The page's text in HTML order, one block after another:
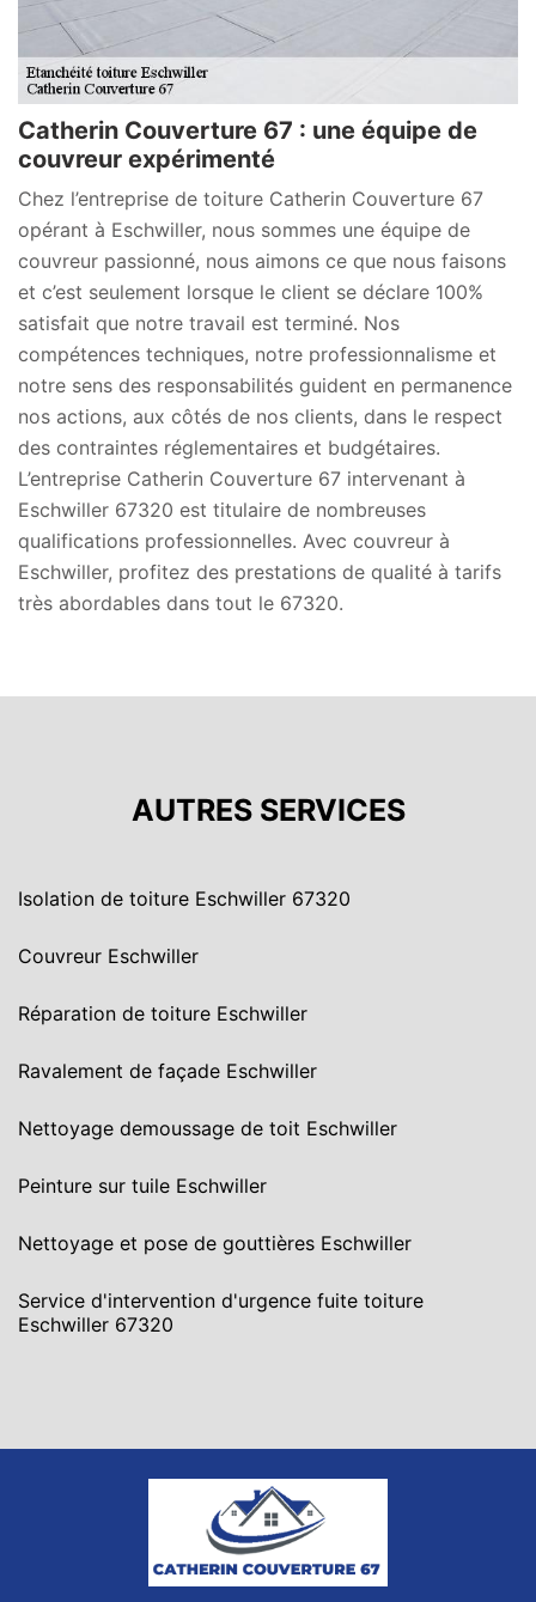
Catherin Couverture 67 : une équipe de
couvreur expérimenté
Chez l’entreprise de toiture Catherin Couverture 67
opérant à Eschwiller, nous sommes une équipe de
couvreur passionné, nous aimons ce que nous faisons
et c’est seulement lorsque le client se déclare 100%
satisfait que notre travail est terminé. Nos
compétences techniques, notre professionnalisme et
notre sens des responsabilités guident en permanence
nos actions, aux côtés de nos clients, dans le respect
des contraintes réglementaires et budgétaires.
L’entreprise Catherin Couverture 67 intervenant à
Eschwiller 67320 est titulaire de nombreuses
qualifications professionnelles. Avec couvreur à
Eschwiller, profitez des prestations de qualité à tarifs
très abordables dans tout le 67320.
AUTRES SERVICES
Isolation de toiture Eschwiller 67320
Couvreur Eschwiller
Réparation de toiture Eschwiller
Ravalement de façade Eschwiller
Nettoyage demoussage de toit Eschwiller
Peinture sur tuile Eschwiller
Nettoyage et pose de gouttières Eschwiller
Service d'intervention d'urgence fuite toiture
Eschwiller 67320